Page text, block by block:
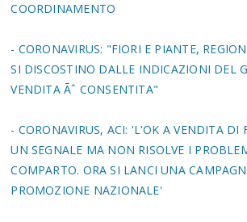
COORDINAMENTO
- CORONAVIRUS: "FIORI E PIANTE,
SI DISCOSTINO DALLE INDICAZIONI DEL
VENDITA Ãˆ CONSENTITA"
- CORONAVIRUS, ACI: 'L'OK A VENDITA DI
UN SEGNALE MA NON RISOLVE I
COMPARTO. ORA SI LANCI UNA
PROMOZIONE NAZIONALE'